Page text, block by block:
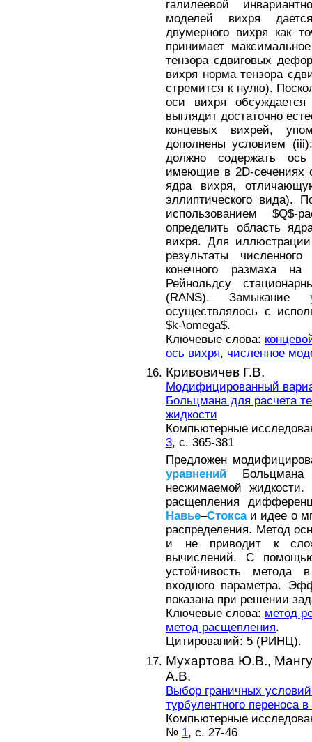
галилеевой
моделей вихря
двумерного вихря как
принимает
тензора сдвиговых
вихря норма тензора
стремится к нулю).
оси вихря
выглядит достаточно
концевых вихрей,
дополнены условием
должно содержать
имеющие в 2D-сечениях
ядра вихря,
эллиптического вида).
использованием $Q$-
определить область
вихря. Для
результаты
конечного размаха
Рейнольдсу
(RANS). Замыкание
осуществлялось с
$k-\omega$.
Ключевые слова:
ось вихря, численное
Кривовичев Г.В.
Модифицированный
Больцмана для расчета
жидкости
Компьютерные
3, с. 365-381
Предложен
уравнений Больцмана
несжимаемой
расщепления
Навье–Стоксаи идее о
распределения. Метод
и не приводит к
вычислений. С
устойчивость метода
входного параметра.
показана при решении
Ключевые слова: метод
метод расщепления.
Цитирований: 5 (РИНЦ).
Мухартова Ю.В.,
А.В.
Выбор граничных
турбулентного переноса
Компьютерные
№ 1, с. 27-46